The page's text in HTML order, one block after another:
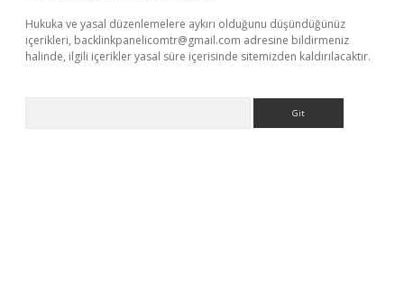
Hukuka ve yasal düzenlemelere aykırı olduğunu düşündüğünüz
içerikleri, backlinkpanelicomtr@gmail.com adresine bildirmeniz
halinde, ilgili içerikler yasal süre içerisinde sitemizden kaldırılacaktır.